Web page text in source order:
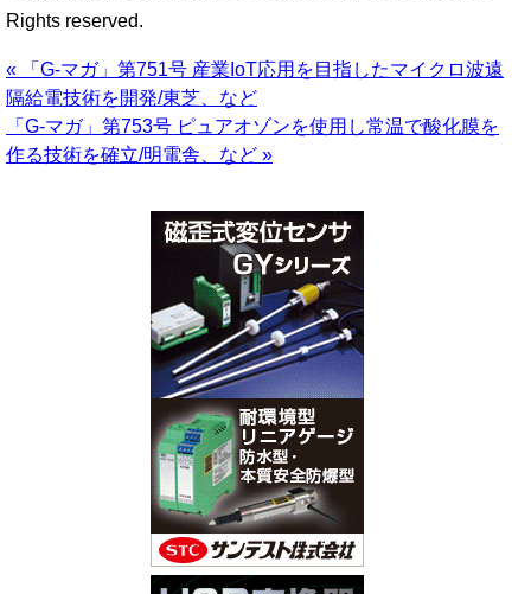
Rights reserved.
« 「G-マガ」第751号 産業IoT応用を目指したマイクロ波遠
隔給電技術を開発/東芝、など
「G-マガ」第753号 ピュアオゾンを使用し常温で酸化膜を
作る技術を確立/明電舎、など »